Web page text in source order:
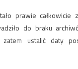
prawie całkowicie
do braku
ustalić daty